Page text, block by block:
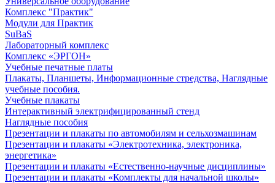
Комплекс "Практик"
Модули для Практик
SuBaS
Лабораторный комплекс
Комплекс «ЭРГОН»
Учебные печатные платы
Плакаты, Планшеты, Информационные стредства, Наглядные
учебные пособия.
Учебные плакаты
Интерактивный электрифицированный стенд
Наглядные пособия
Презентации и плакаты по автомобилям и сельхозмашинам
Презентации и плакаты «Электротехника, электроника,
энергетика»
Презентации и плакаты «Естественно-научные дисциплины»
Презентации и плакаты «Комплекты для начальной школы»